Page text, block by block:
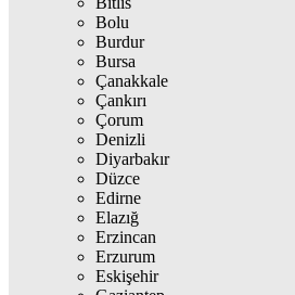
Bolu
Burdur
Bursa
Çanakkale
Çankırı
Çorum
Denizli
Diyarbakır
Düzce
Edirne
Elazığ
Erzincan
Erzurum
Eskişehir